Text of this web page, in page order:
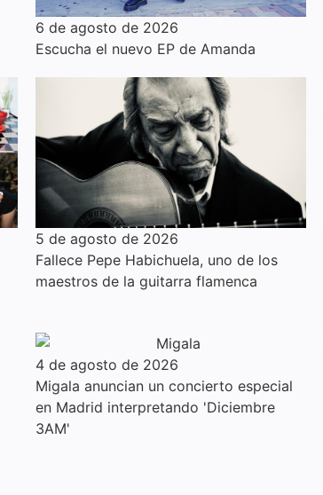
6 de agosto de 2026
Escucha el nuevo EP de Amanda
5 de agosto de 2026
Fallece Pepe Habichuela, uno de los
maestros de la guitarra flamenca
4 de agosto de 2026
Migala anuncian un concierto especial
en Madrid interpretando 'Diciembre
3AM'